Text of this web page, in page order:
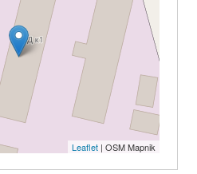
Leaflet| OSM Mapnik